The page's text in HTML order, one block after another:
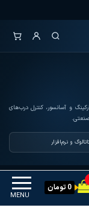
و آسانسور، کنترل درب‌های
و نرم‌افزار
MENU
0 تومان